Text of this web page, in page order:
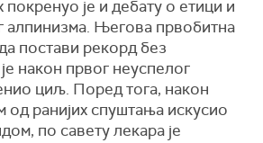
је и дебату о етици и
алпинизма. Његова првобитна
постави рекорд без
након првог неуспелог
циљ. Поред тога, након
од ранијих спуштања искусио
по савету лекара је